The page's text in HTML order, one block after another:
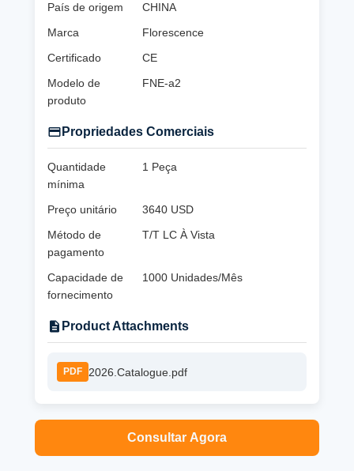
País de origem
CHINA
Marca
Florescence
Certificado
CE
Modelo de
produto
FNE-a2
Propriedades Comerciais
Quantidade
mínima
1 Peça
Preço unitário
3640 USD
Método de
pagamento
T/T LC À Vista
Capacidade de
fornecimento
1000 Unidades/Mês
Product Attachments
PDF 2026.Catalogue.pdf
Consultar Agora